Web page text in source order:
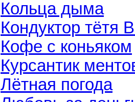
Кольца дыма
Кондуктор тётя
Кофе с коньяком
Курсантик
Лётная погода